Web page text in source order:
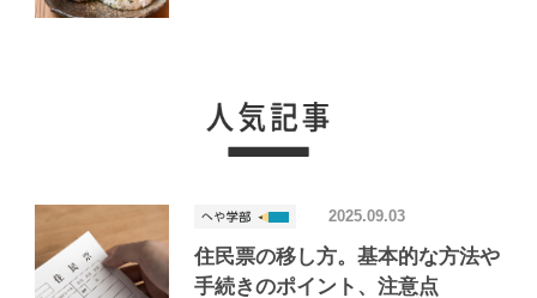
住民票の移し方。基本的な方法や
手続きのポイント、注意点
2025.09.03